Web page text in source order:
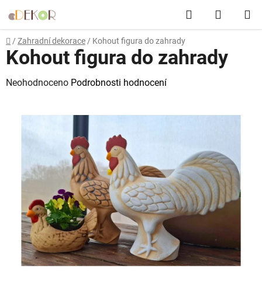
na
obsah
Hledat
KOŠÍK
Domů
/ Zahradní dekorace / Kohout figura do zahrady
Kohout figura do zahrady
Průměrné
produktu
Neohodnoceno Podrobnosti hodnocení